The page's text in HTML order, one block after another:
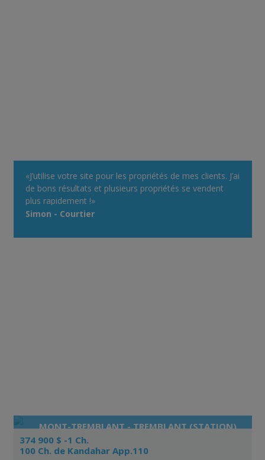
«J’utilise votre site pour les propriétés de mes clients. J’ai
de bons résultats et plusieurs propriétés se vendent
plus rapidement !»
Simon - Courtier
MONT-TREMBLANT - TREMBLANT (STATION)
374 900 $ -1 Ch.
100 Ch. de Kandahar App.110